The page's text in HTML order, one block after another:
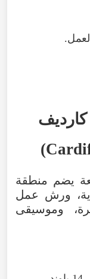
العمل.
كارديف
)
يضم منطقة
، ورش عمل
، وموسيقى